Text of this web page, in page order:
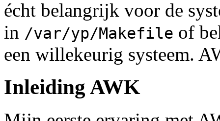
écht belangrijk voor de
in /var/yp/Makefile of
een willekeurig systeem.
Inleiding AWK